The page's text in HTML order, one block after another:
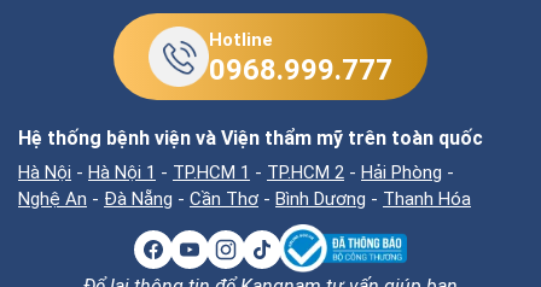
Hotline
0968.999.777
Hệ thống bệnh viện và Viện thẩm mỹ trên toàn quốc
Hà Nội - Hà Nội 1 - TP.HCM 1 - TP.HCM 2 - Hải Phòng -
Nghệ An - Đà Nẵng - Cần Thơ - Bình Dương - Thanh Hóa